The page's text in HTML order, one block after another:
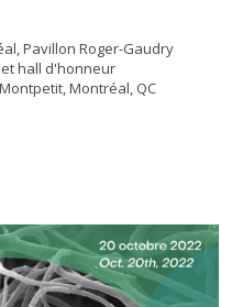
Pavillon Roger-Gaudry
hall d'honneur
Montréal, QC